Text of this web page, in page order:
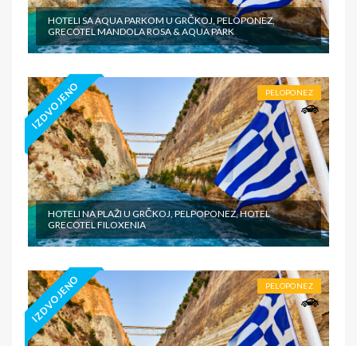
HOTELI SA AQUA PARKOM U GRČKOJ, PELOPONEZ,
GRECOTEL MANDOLA ROSA & AQUA PARK
IZDVOJENO PELOPONEZ
HOTELI NA PLAŽI U GRČKOJ, PELPOPONEZ, HOTEL
GRECOTEL FILOXENIA
IZDVOJENO PELOPONEZ